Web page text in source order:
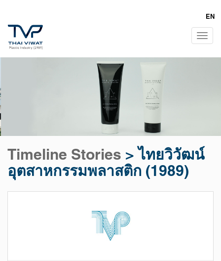
EN
Timeline Stories >ไทยวิวัฒน์
อุตสาหกรรมพลาสติก (1989)